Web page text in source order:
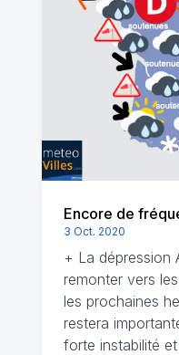
Encore de
3 Oct. 2020
+ La dépression
remonter vers
les prochaines
restera
forte instabilité